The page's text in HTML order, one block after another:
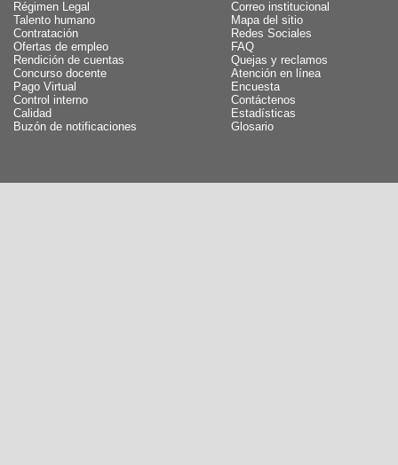
Régimen Legal
Talento humano
Contratación
Ofertas de empleo
Rendición de cuentas
Concurso docente
Pago Virtual
Control interno
Calidad
Buzón de notificaciones
Correo institucional
Mapa del sitio
Redes Sociales
FAQ
Quejas y reclamos
Atención en línea
Encuesta
Contáctenos
Estadísticas
Glosario